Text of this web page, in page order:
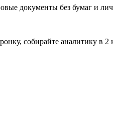
документы без бумаг и
собирайте аналитику в 2